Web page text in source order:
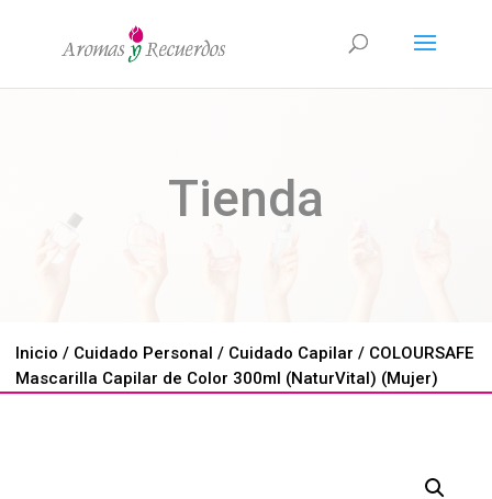
Tienda
Inicio / Cuidado Personal / Cuidado Capilar / COLOURSAFE
Mascarilla Capilar de Color 300ml (NaturVital) (Mujer)